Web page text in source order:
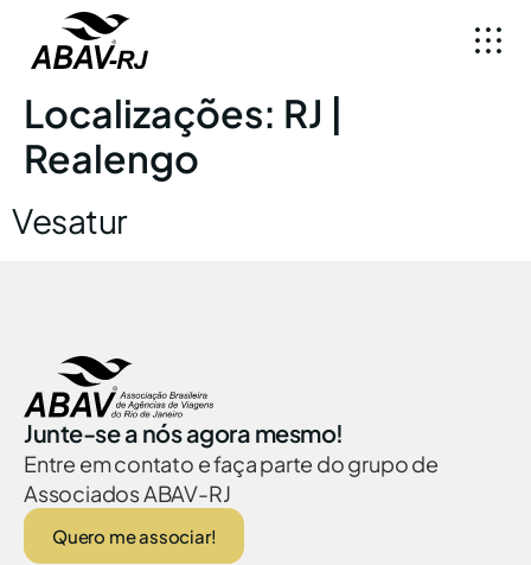
Localizações: RJ |
Realengo
Vesatur
Junte-se a nós agora mesmo!
Entre em contato e faça parte do grupo de
Associados ABAV-RJ
Quero me associar!